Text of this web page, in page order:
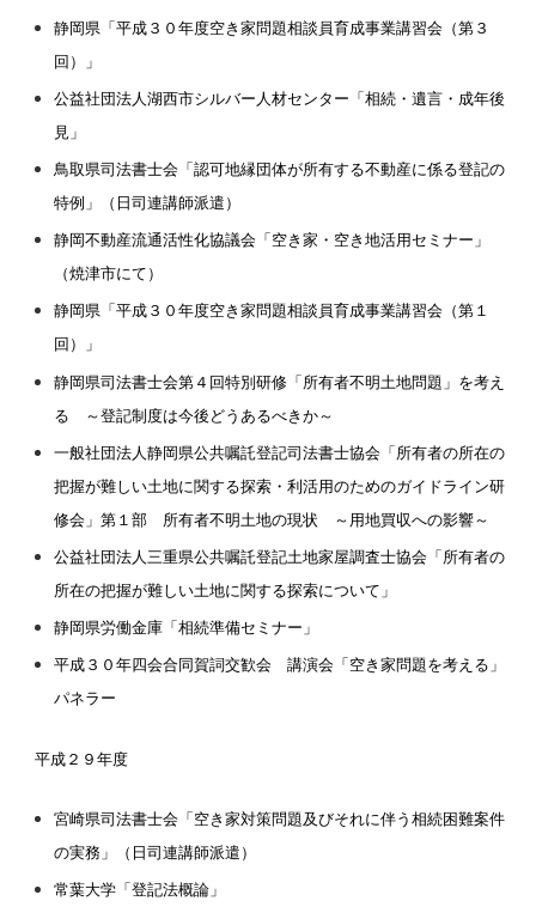
静岡県「平成３０年度空き家問題相談員育成事業講習会（第３
回）」
公益社団法人湖西市シルバー人材センター「相続・遺言・成年後
見」
鳥取県司法書士会「認可地縁団体が所有する不動産に係る登記の
特例」（日司連講師派遣）
静岡不動産流通活性化協議会「空き家・空き地活用セミナー 」
（焼津市にて）
静岡県「平成３０年度空き家問題相談員育成事業講習会（第１
回）」
静岡県司法書士会第４回特別研修「所有者不明土地問題」を考え
る ～登記制度は今後どうあるべきか～
一般社団法人静岡県公共嘱託登記司法書士協会「所有者の所在の
把握が難しい土地に関する探索・利活用のためのガイドライン研
修会」第１部 所有者不明土地の現状 ～用地買収への影響～
公益社団法人三重県公共嘱託登記土地家屋調査士協会「所有者の
所在の把握が難しい土地に関する探索について」
静岡県労働金庫「相続準備セミナー」
平成３０年四会合同賀詞交歓会 講演会「空き家問題を考える」
パネラー
平成２９年度
宮崎県司法書士会「空き家対策問題及びそれに伴う相続困難案件
の実務」（日司連講師派遣）
常葉大学「登記法概論」